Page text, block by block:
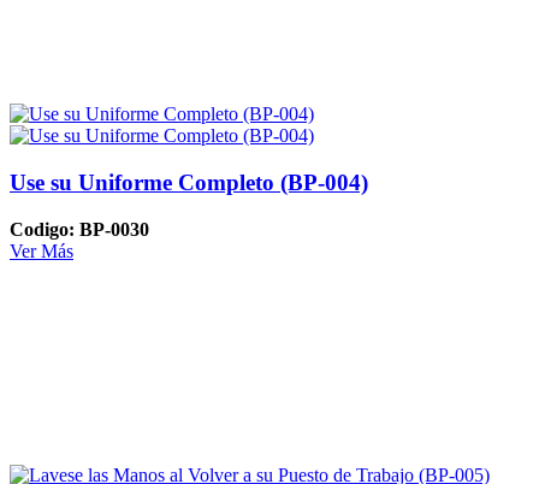
Use su Uniforme Completo (BP-004)
Codigo: BP-0030
Ver Más